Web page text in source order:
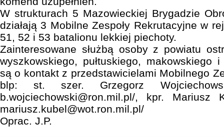
W strukturach 5 Mazowieckiej Brygadzie
działają 3 Mobilne Zespoły Rekrutacyjne w
51, 52 i 53 batalionu lekkiej piechoty.
Zainteresowane służbą osoby z powiatu
wyszkowskiego, pułtuskiego, makowskiego
są o kontakt z przedstawicielami Mobilnego
blp: st. szer. Grzegorz
b.wojciechowski@ron.mil.pl/, kpr. Mariusz
mariusz.kubel@wot.ron.mil.pl/
Oprac. J.P.